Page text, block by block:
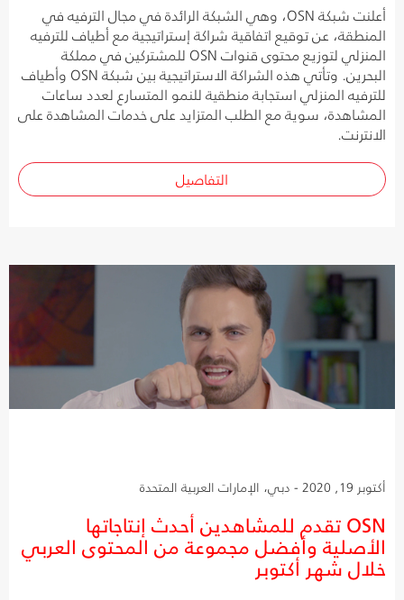
أعلنت شبكة OSN، وهي الشبكة الرائدة في مجال الترفيه في
المنطقة، عن توقيع اتفاقية شراكة إستراتيجية مع أطياف للترفيه
المنزلي لتوزيع محتوى قنوات OSN للمشتركين في مملكة
البحرين. وتأتي هذه الشراكة الاستراتيجية بين شبكة OSN وأطياف
للترفيه المنزلي استجابة منطقية للنمو المتسارع لعدد ساعات
المشاهدة، سوية مع الطلب المتزايد على خدمات المشاهدة على
الانترنت.
التفاصيل
أكتوبر 19, 2020 - دبي، الإمارات العربية المتحدة
OSN تقدم للمشاهدين أحدث إنتاجاتها
الأصلية وأفضل مجموعة من المحتوى العربي
خلال شهر أكتوبر